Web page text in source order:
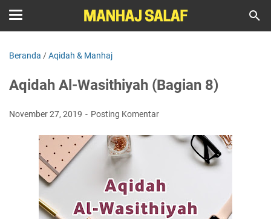
Beranda /Aqidah & Manhaj
Aqidah Al-Wasithiyah (Bagian 8)
November 27, 2019 Posting Komentar